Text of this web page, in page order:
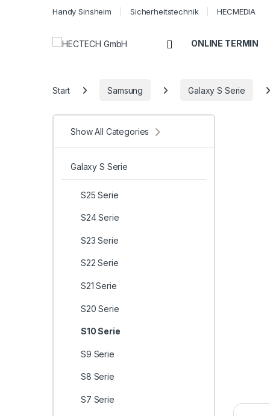
Handy Sinsheim Sicherheitstechnik HECMEDIA
Open ONLINE TERMIN
Start Samsung Galaxy S Serie
Show All Categories
Galaxy S Serie
S25 Serie
S24 Serie
S23 Serie
S22 Serie
S21 Serie
S20 Serie
S10 Serie
S9 Serie
S8 Serie
S7 Serie